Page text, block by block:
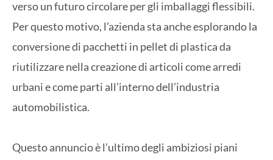
verso un futuro circolare per gli imballaggi flessibili.
Per questo motivo, l’azienda sta anche esplorando la
conversione di pacchetti in pellet di plastica da
riutilizzare nella creazione di articoli come arredi
urbani e come parti all’interno dell’industria
automobilistica.
Questo annuncio è l’ultimo degli ambiziosi piani